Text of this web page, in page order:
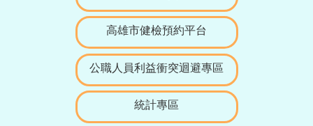
高雄市健檢預約平台
公職人員利益衝突迴避專區
統計專區